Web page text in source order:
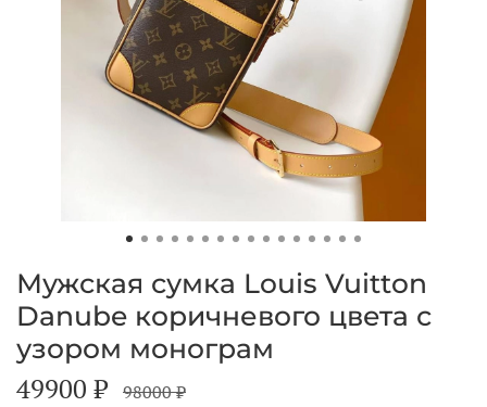
Мужская сумка Louis Vuitton
Danube коричневого цвета с
узором монограм
49900 ₽ 98000 ₽